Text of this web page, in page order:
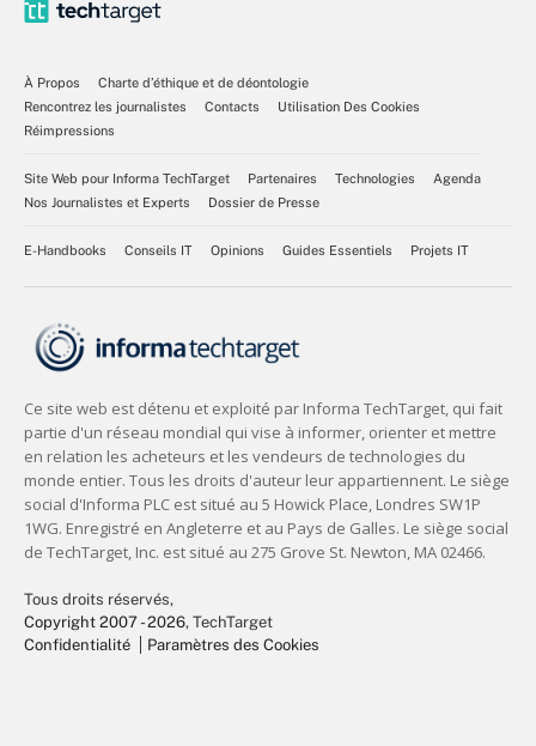
À Propos
Charte d’éthique et de déontologie
Rencontrez les journalistes
Contacts
Utilisation Des Cookies
Réimpressions
Site Web pour Informa TechTarget Partenaires Technologies
Agenda
Nos Journalistes et Experts
Dossier de Presse
E-Handbooks Conseils IT Opinions Guides Essentiels Projets IT
Tous droits réservés,
Copyright 2007 - 2026, TechTarget
Confidentialité
Paramètres des Cookies